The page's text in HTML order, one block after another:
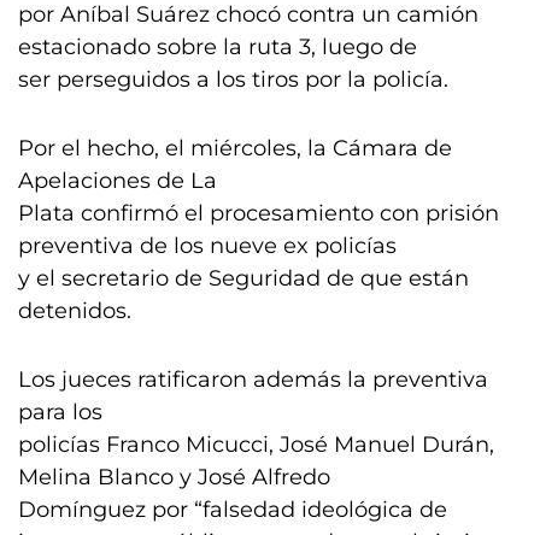
por Aníbal Suárez chocó contra un camión
estacionado sobre la ruta 3, luego de
ser perseguidos a los tiros por la policía.
Por el hecho, el miércoles, la Cámara de
Apelaciones de La
Plata confirmó el procesamiento con prisión
preventiva de los nueve ex policías
y el secretario de Seguridad de que están
detenidos.
Los jueces ratificaron además la preventiva
para los
policías Franco Micucci, José Manuel Durán,
Melina Blanco y José Alfredo
Domínguez por “falsedad ideológica de